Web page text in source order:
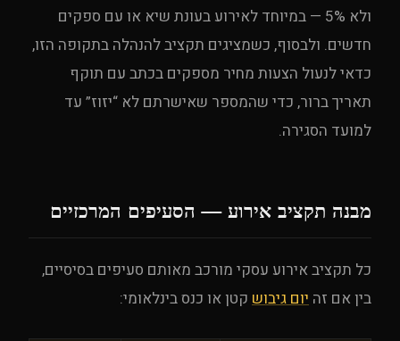
ולא 5% — במיוחד לאירוע בעונת שיא או עם ספקים
חדשים. ולבסוף, כשמציגים תקציב להנהלה בתקופה הזו,
כדאי לנעול הצעות מחיר מספקים בכתב עם תוקף
תאריך ברור, כדי שהמספר שאישרתם לא “יזוז” עד
למועד הסגירה.
מבנה תקציב אירוע — הסעיפים המרכזיים
כל תקציב אירוע עסקי מורכב מאותם סעיפים בסיסיים,
בין אם זה יום גיבוש קטן או כנס בינלאומי: